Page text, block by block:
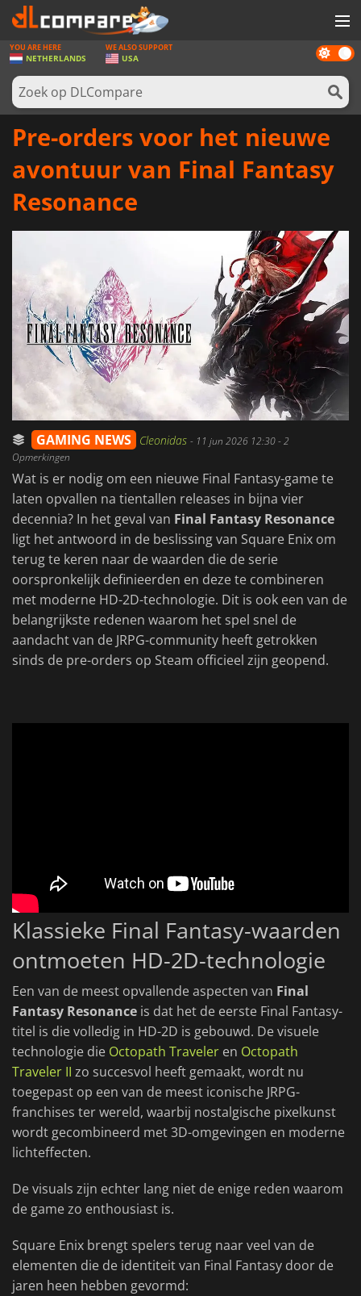
SPELLEN
GAME CARDS
SOFTWARE
Dark
mode
YOU ARE HERE
NETHERLANDS
WE ALSO SUPPORT
USA
Pre-orders voor het nieuwe
avontuur van Final Fantasy
Resonance
GAMING NEWS Cleonidas - 11 jun 2026 12:30- 2
Opmerkingen
Wat is er nodig om een nieuwe Final Fantasy-game te
laten opvallen na tientallen releases in bijna vier
decennia? In het geval van Final Fantasy Resonance
ligt het antwoord in de beslissing van Square Enix om
terug te keren naar de waarden die de serie
oorspronkelijk definieerden en deze te combineren
met moderne HD-2D-technologie. Dit is ook een van de
belangrijkste redenen waarom het spel snel de
aandacht van de JRPG-community heeft getrokken
sinds de pre-orders op Steam officieel zijn geopend.
Klassieke Final Fantasy-waarden
ontmoeten HD-2D-technologie
Een van de meest opvallende aspecten van Final
Fantasy Resonance is dat het de eerste Final Fantasy-
titel is die volledig in HD-2D is gebouwd. De visuele
technologie die Octopath Traveler en Octopath
Traveler II zo succesvol heeft gemaakt, wordt nu
toegepast op een van de meest iconische JRPG-
franchises ter wereld, waarbij nostalgische pixelkunst
wordt gecombineerd met 3D-omgevingen en moderne
lichteffecten.
De visuals zijn echter lang niet de enige reden waarom
de game zo enthousiast is.
Square Enix brengt spelers terug naar veel van de
elementen die de identiteit van Final Fantasy door de
jaren heen hebben gevormd: